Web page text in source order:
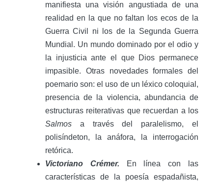
manifiesta una visión angustiada de una
realidad en la que no faltan los ecos de la
Guerra Civil ni los de la Segunda Guerra
Mundial. Un mundo dominado por el odio y
la injusticia ante el que Dios permanece
impasible. Otras novedades formales del
poemario son: el uso de un léxico coloquial,
presencia de la violencia, abundancia de
estructuras reiterativas que recuerdan a los
Salmos a través del paralelismo, el
polisíndeton, la anáfora, la interrogación
retórica.
Victoriano Crémer. En línea con las
características de la poesía espadañista,